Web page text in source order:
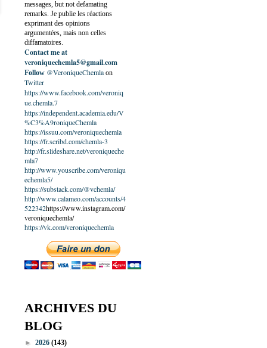
messages, but not defamating
remarks. Je publie les réactions
exprimant des opinions
argumentées, mais non celles
diffamatoires.
Contact me at
veroniquechemla5@gmail.com
Follow @VeroniqueChemlaon
Twitter
https://www.facebook.com/veroniq
ue.chemla.7
https://independent.academia.edu/V
%C3%A9roniqueChemla
https://issuu.com/veroniquechemla
https://fr.scribd.com/chemla-3
http://fr.slideshare.net/veroniqueche
mla7
http://www.youscribe.com/veroniqu
echemla5/
https://substack.com/@vchemla/
http://www.calameo.com/accounts/4
522342https://www.instagram.com/
veroniquechemla/
https://vk.com/veroniquechemla
ARCHIVES DU
BLOG
► 2026 (143)